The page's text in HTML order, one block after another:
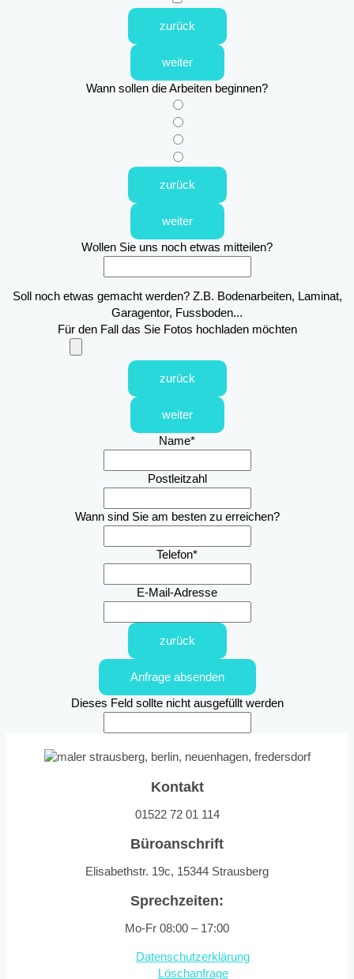
zurück
weiter
Wann sollen die Arbeiten beginnen?
zurück
weiter
Wollen Sie uns noch etwas mitteilen?
Soll noch etwas gemacht werden? Z.B. Bodenarbeiten, Laminat,
Garagentor, Fussboden...
Für den Fall das Sie Fotos hochladen möchten
zurück
weiter
Name*
Postleitzahl
Wann sind Sie am besten zu erreichen?
Telefon*
E-Mail-Adresse
zurück
Anfrage absenden
Dieses Feld sollte nicht ausgefüllt werden
Kontakt
01522 72 01 114
Büroanschrift
Elisabethstr. 19c, 15344 Strausberg
Sprechzeiten:
Mo-Fr 08:00 – 17:00
Datenschutzerklärung
Löschanfrage